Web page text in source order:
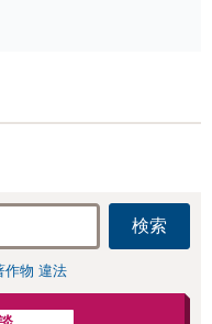
お店の風評被害対
応可：開示請求の
意見照会が来たと
きの対処法、被害
者との示談交渉
検索
作物 違法